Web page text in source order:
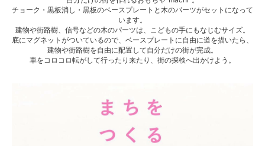
チョーク・黒板消し・黒板のベースプレートと木のパーツがセットになって
います。
建物や街路樹、信号などの木のパーツは、こどもの手にもなじむサイズ。
底にマグネットがついているので、ベースプレートに自由に道を描いたら、
建物や街路樹を自由に配置して自分だけの街が完成。
車をコロコロ転がして行ったり来たり、街の探検へ出かけよう。